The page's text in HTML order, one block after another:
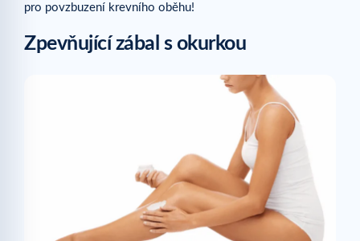
pro povzbuzení krevního oběhu!
Zpevňující zábal s okurkou